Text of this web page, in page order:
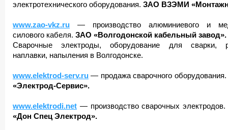
электротехнического оборудования. ЗАО ВЗЭМИ
www.zao-vkz.ru — производство алюминиевого и
силового кабеля. ЗАО «Волгодонской кабельный завод».
Сварочные электроды, оборудование для сварки,
наплавки, напыления в Волгодонске.
www.elektrod-serv.ru — продажа сварочного оборудования.
«Электрод-Сервис».
www.elektrodi.net — производство сварочных электродов.
«Дон Спец Электрод».